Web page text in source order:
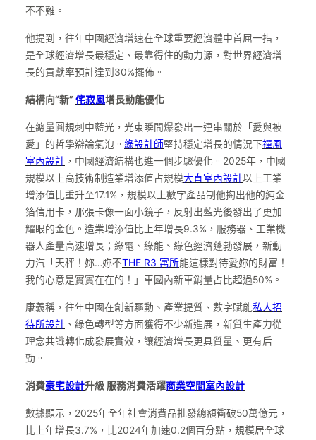
不不難。
他提到，往年中國經濟增速在全球重要經濟體中首屈一指，
是全球經濟增長最穩定、最靠得住的動力源，對世界經濟增
長的貢獻率預計達到30%擺佈。
結構向“新” 侘寂風增長動能優化
在總量圓規刺中藍光，光束瞬間爆發出一連串關於「愛與被
愛」的哲學辯論氣泡。 綠設計師堅持穩定增長的情況下禪風
室內設計 ，中國經濟結構也進一個步驟優化。2025年，中國
規模以上高技術制造業增添值占規模大直室內設計以上工業
增添值比重升至17.1%，規模以上數字產品制他掏出他的純金
箔信用卡，那張卡像一面小鏡子，反射出藍光後發出了更加
耀眼的金色。造業增添值比上年增長9.3%，服務器、工業機
器人產量高速增長；綠電、綠能、綠色經濟蓬勃發展，新動
力汽「天秤！妳…妳不THE R3 寓所能這樣對待愛妳的財富！
我的心意是實實在在的！」車國內新車銷量占比超過50%。
康義稱，往年中國在創新驅動、產業提質、數字賦能私人招
待所設計 、綠色轉型等方面獲得不少新進展，新質生產力從
理念共識轉化成發展實效，讓經濟增長更具質量、更有后
勁。
消費豪宅設計升級 服務消費活躍商業空間室內設計
數據顯示，2025年全年社會消費品批發總額衝破50萬億元，
比上年增長3.7%，比2024年加速0.2個百分點，規模居全球